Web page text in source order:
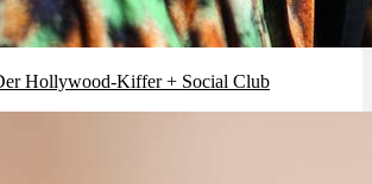
Hollywood-Kiffer + Social Club